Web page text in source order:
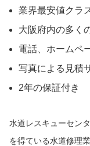
業界最安値クラ
大阪府内の多く
電話、ホームペ
写真による見積
2年の保証付き
水道レスキューセン
を得ている水道修理